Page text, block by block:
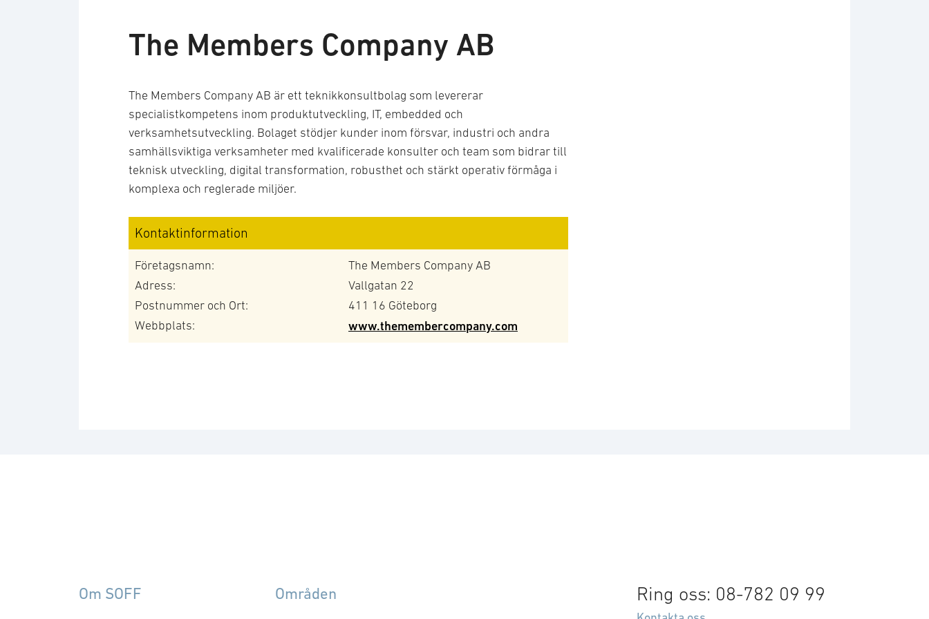
The Members Company AB
The Members Company AB är ett teknikkonsultbolag som levererar
specialistkompetens inom produktutveckling, IT, embedded och
verksamhetsutveckling. Bolaget stödjer kunder inom försvar, industri och andra
samhällsviktiga verksamheter med kvalificerade konsulter och team som bidrar till
teknisk utveckling, digital transformation, robusthet och stärkt operativ förmåga i
komplexa och reglerade miljöer.
Kontaktinformation
Företagsnamn:
The Members Company AB
Adress:
Vallgatan 22
Postnummer och Ort:
411 16 Göteborg
Webbplats:
www.themembercompany.com
Om SOFF Områden Ring oss: 08-782 09 99